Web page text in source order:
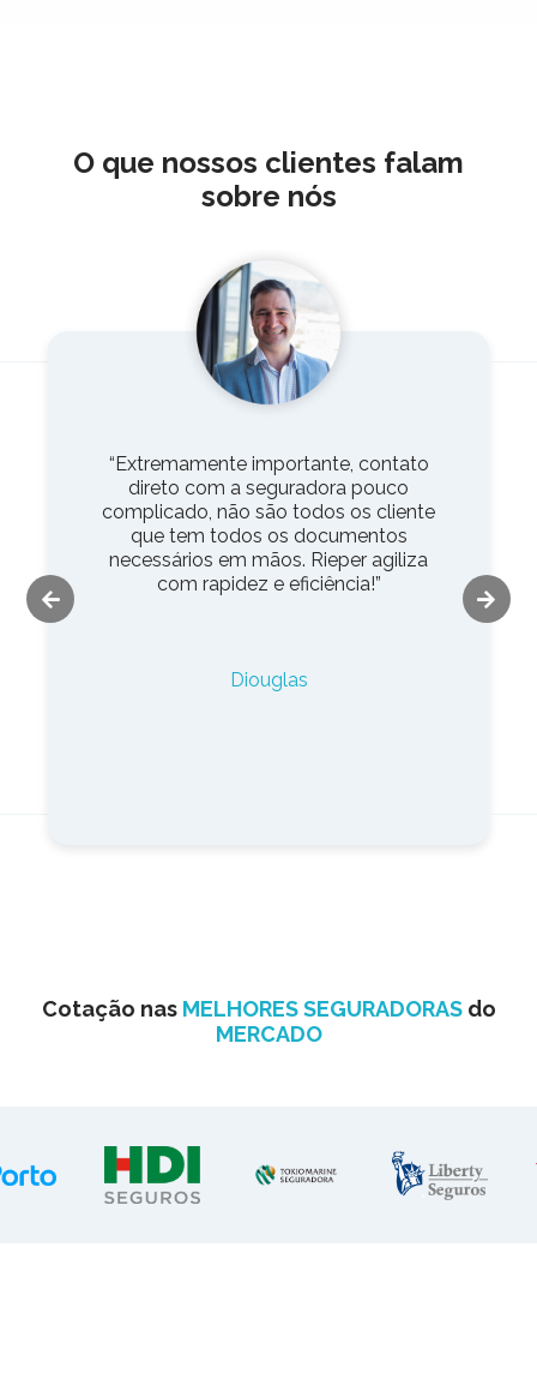
O que nossos clientes falam
sobre nós
“Extremamente importante, contato
direto com a seguradora pouco
complicado, não são todos os cliente
que tem todos os documentos
necessários em mãos. Rieper agiliza
com rapidez e eficiência!”
Diouglas
Cotação nas MELHORES SEGURADORASdo
MERCADO